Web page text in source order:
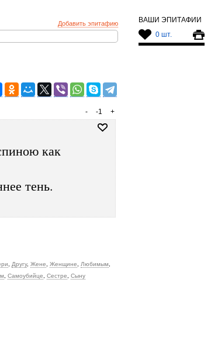
ВАШИ ЭПИТАФИИ
0 шт.
Добавить эпитафию
+
-1
-
как
тень.
Другу, Жене Женщине Любимым
Самоубийце Сестре Сыну